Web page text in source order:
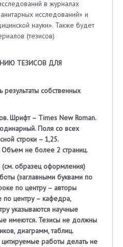
в журналах
исследований» и
науки». Также будет
(тезисов)
ТЕЗИСОВ ДЛЯ
собственных
Шрифт – Times New Roman.
Поля со всех
строки – 1,25.
не более 2 страниц.
(см. образец оформления)
(заглавными буквами по
по центру – авторы
по центру – кафедра,
указываются научные
имеются. Тезисы не должны
диаграмм, таблиц.
цитируемые работы делать не